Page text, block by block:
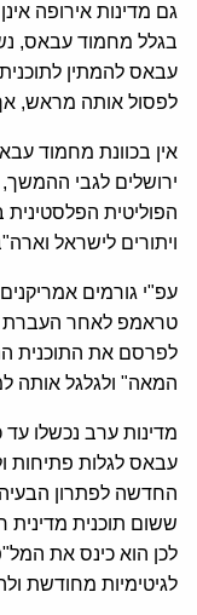
גם מדינות אירופה
בגלל מחמוד עבאס,
עבאס להמתין
לפסול אותה מראש,
אין בכוונת מחמוד
ירושלים לגבי
הפוליטית
ויתורים לישראל
עפ"י גורמים
טראמפ לאחר העברת
לפרסם את התוכנית
המאה" ולגלגל אותה
מדינות ערב נכשלו
עבאס לגלות פתיחות
החדשה לפתרון
ששום תוכנית
לכן הוא כינס את
לגיטימיות מחודשת